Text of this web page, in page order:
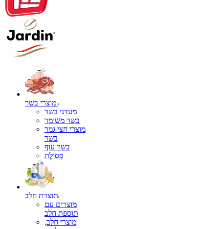
מעדני בשר
בשר משומר
מוצרי חצי גמר
בשר
בשר עוף
פְּסוֹלֶת
תוצרת חלב
מוצרים עם
תוספת חלב
מוצרי חלב,